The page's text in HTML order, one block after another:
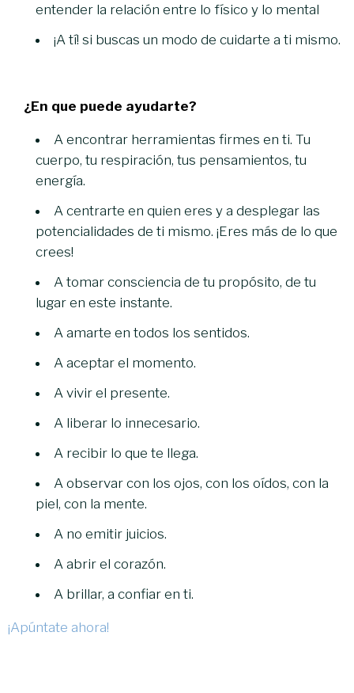
entender la relación entre lo físico y lo mental
¡A tí! si buscas un modo de cuidarte a ti mismo.
¿En que puede ayudarte?
A encontrar herramientas firmes en ti. Tu
cuerpo, tu respiración, tus pensamientos, tu
energía.
A centrarte en quien eres y a desplegar las
potencialidades de ti mismo. ¡Eres más de lo que
crees!
A tomar consciencia de tu propósito, de tu
lugar en este instante.
A amarte en todos los sentidos.
A aceptar el momento.
A vivir el presente.
A liberar lo innecesario.
A recibir lo que te llega.
A observar con los ojos, con los oídos, con la
piel, con la mente.
A no emitir juicios.
A abrir el corazón.
A brillar, a confiar en ti.
¡Apúntate ahora!